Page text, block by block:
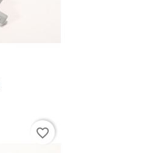
favorite_border